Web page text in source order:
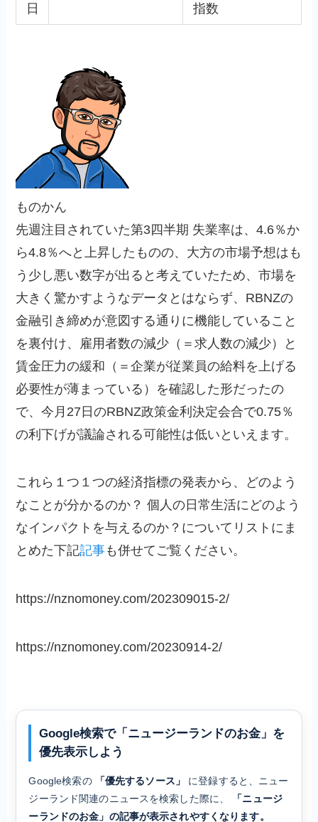
日
指数
ものかん
先週注目されていた第3四半期 失業率は、4.6％か
ら4.8％へと上昇したものの、大方の市場予想はも
う少し悪い数字が出ると考えていたため、市場を
大きく驚かすようなデータとはならず、RBNZの
金融引き締めが意図する通りに機能していること
を裏付け、雇用者数の減少（＝求人数の減少）と
賃金圧力の緩和（＝企業が従業員の給料を上げる
必要性が薄まっている）を確認した形だったの
で、今月27日のRBNZ政策金利決定会合で0.75％
の利下げが議論される可能性は低いといえます。
これら１つ１つの経済指標の発表から、どのよう
なことが分かるのか？ 個人の日常生活にどのよう
なインパクトを与えるのか？についてリストにま
とめた下記記事も併せてご覧ください。
https://nznomoney.com/202309015-2/
https://nznomoney.com/20230914-2/
Google検索で「ニュージーランドのお金」を
優先表示しよう
Google検索の 「優先するソース」
に登録すると、ニュー
ジーランド関連のニュースを検索した際に、
「ニュージ
ーランドのお金」の記事が表示されやすくなります。